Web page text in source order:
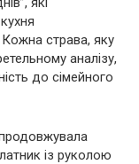
страва, яку
аналізу,
до сімейного
із руколою